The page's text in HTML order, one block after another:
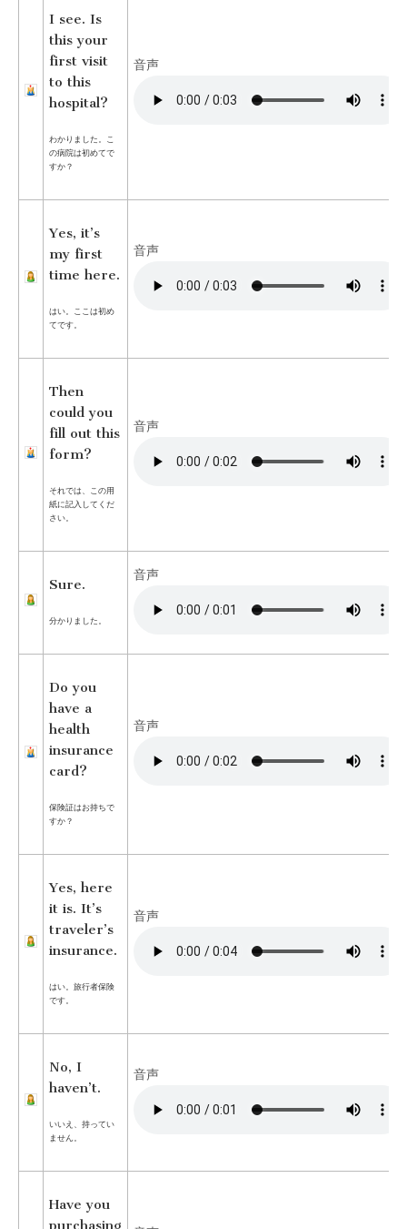
I see. Is
this your
first visit
to this
hospital?
わかりました。こ
の病院は初めてで
すか？
音声
Yes, it’s
my first
time here.
はい。ここは初め
てです。
音声
Then
could you
fill out this
form?
それでは、この用
紙に記入してくだ
さい。
音声
Sure.
分かりました。
音声
Do you
have a
health
insurance
card?
保険証はお持ちで
すか？
音声
Yes, here
it is. It’s
traveler’s
insurance.
はい。旅行者保険
です。
音声
No, I
haven’t.
いいえ、持ってい
ません。
音声
Have you
purchasing